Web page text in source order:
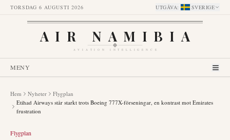
TORSDAG 6 AUGUSTI 2026 UTGÅVA: SVERIGE
AIR NAMIBIA
AVIATION INTELLIGENCE
MENY
Hem Nyheter
Flygplan
Etihad Airways står starkt trots Boeing 777X-förseningar, en kontrast mot Emirates
frustration
Flygplan